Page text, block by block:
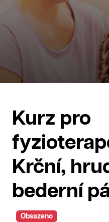
Kurz pro
Krční,
bederní
Obsazeno